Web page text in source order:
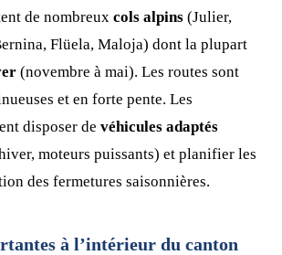
de nombreux cols alpins (Julier,
Flüela, Maloja) dont la plupart
(novembre à mai). Les routes sont
et en forte pente. Les
disposer de véhicules adaptés
moteurs puissants) et planifier les
des fermetures saisonnières.
à l’intérieur du canton